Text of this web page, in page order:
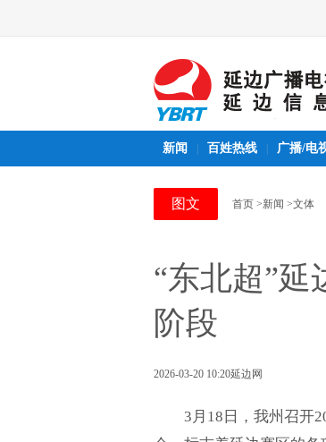
新闻 百姓热线 广播/电
图文 首页 >新闻 >文体
“东北超”
阶段
2026-03-20 10:20延边网
3月18日，我州召开